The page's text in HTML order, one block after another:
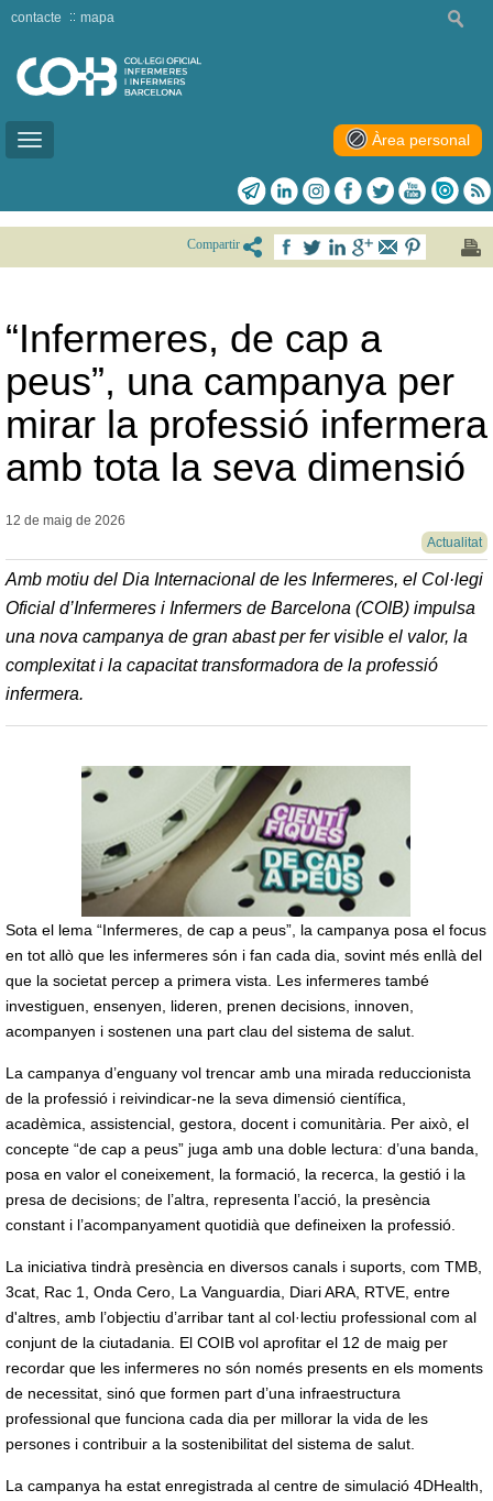
Toggle
contacte mapa
Àrea personal
Compartir
“Infermeres, de cap a
peus”, una campanya per
mirar la professió infermera
amb tota la seva dimensió
12 de maig de 2026
Actualitat
Amb motiu del Dia Internacional de les Infermeres, el Col·legi
Oficial d’Infermeres i Infermers de Barcelona (COIB) impulsa
una nova campanya de gran abast per fer visible el valor, la
complexitat i la capacitat transformadora de la professió
infermera.
Sota el lema “Infermeres, de cap a peus”, la campanya posa el focus
en tot allò que les infermeres són i fan cada dia, sovint més enllà del
que la societat percep a primera vista. Les infermeres també
investiguen, ensenyen, lideren, prenen decisions, innoven,
acompanyen i sostenen una part clau del sistema de salut.
La campanya d’enguany vol trencar amb una mirada reduccionista
de la professió i reivindicar-ne la seva dimensió científica,
acadèmica, assistencial, gestora, docent i comunitària. Per això, el
concepte “de cap a peus” juga amb una doble lectura: d’una banda,
posa en valor el coneixement, la formació, la recerca, la gestió i la
presa de decisions; de l’altra, representa l’acció, la presència
constant i l’acompanyament quotidià que defineixen la professió.
La iniciativa tindrà presència en diversos canals i suports, com TMB,
3cat, Rac 1, Onda Cero, La Vanguardia, Diari ARA, RTVE, entre
d'altres, amb l’objectiu d’arribar tant al col·lectiu professional com al
conjunt de la ciutadania. El COIB vol aprofitar el 12 de maig per
recordar que les infermeres no són només presents en els moments
de necessitat, sinó que formen part d’una infraestructura
professional que funciona cada dia per millorar la vida de les
persones i contribuir a la sostenibilitat del sistema de salut.
La campanya ha estat enregistrada al centre de simulació 4DHealth,